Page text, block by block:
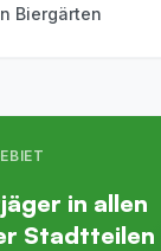
Biergärten
in allen
Stadtteilen